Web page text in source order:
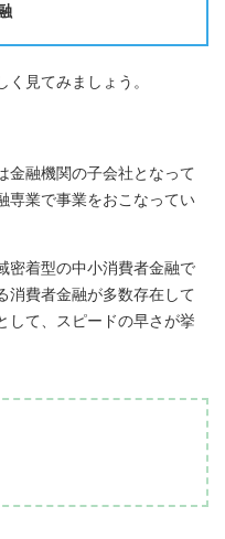
見てみましょう。
金融機関の子会社となって
専業で事業をおこなってい
密着型の中小消費者金融で
消費者金融が多数存在して
して、スピードの早さが挙